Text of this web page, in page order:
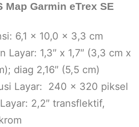
Map Garmin eTrex SE
6,1 x 10,0 x 3,3 cm
Layar: 1,3″ x 1,7″ (3,3 cm x
diag 2,16″ (5,5 cm)
Layar: 240 x 320 piksel
2,2″ transflektif,